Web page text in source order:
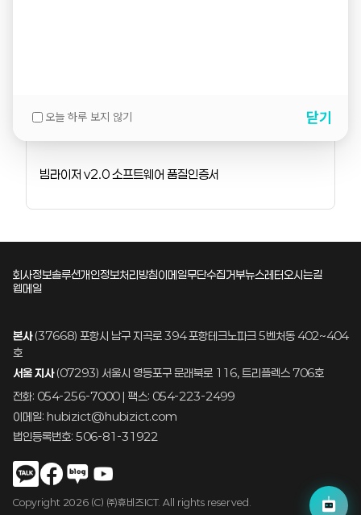
설명
빔라이저 v2.0 소프트웨어 품질인증서
회사정보솔루션개인정보처리방침이메일무단수집거부뉴스레터오시는길
웹메일
본사(37668) 포항시 남구 지곡로 394 포항테크노파크 5벤처동 402~404
호
서울 지사(07293) 서울시 영등포구 문래북로 116, 트리플렉스 706호
전화: 054-256-7000 | 팩스: 054-223-2499
이메일: hubizict@hubizict.com
법인등록번호: 506-81-31922
Copyright 2026 (C) ㈜휴비즈ICT. All rights reserved.
오늘 하루 보지 않기 닫기